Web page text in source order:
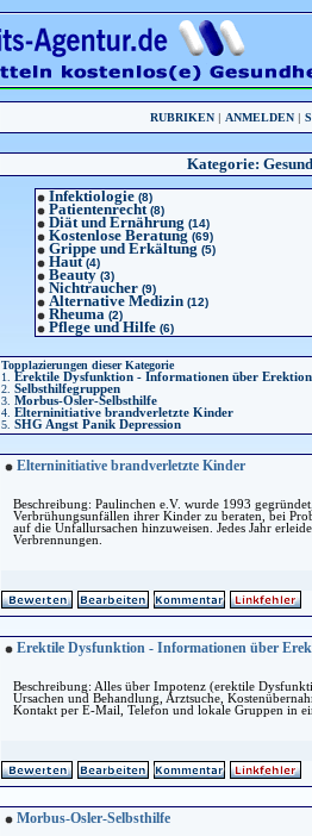
RUBRIKEN | ANMELDEN |
Kategorie:
Infektiologie (8)
Patientenrecht (8)
Diät und Ernährung (14)
Kostenlose Beratung (69)
Grippe und Erkältung (5)
Haut (4)
Beauty (3)
Nichtraucher (9)
Alternative Medizin (12)
Rheuma (2)
Pflege und Hilfe (6)
Topplazierungen dieser Kategorie
1. Erektile Dysfunktion - Informationen über
2. Selbsthilfegruppen
3. Morbus-Osler-Selbsthilfe
4. Elterninitiative brandverletzte Kinder
5. SHG Angst Panik Depression
Elterninitiative brandverletzte Kinder
Beschreibung: Paulinchen e.V. wurde 1993
Verbrühungsunfällen ihrer Kinder zu beraten, bei
auf die Unfallursachen hinzuweisen. Jedes Jahr
Verbrennungen.
Erektile Dysfunktion - Informationen über
Beschreibung: Alles über Impotenz (erektile
Ursachen und Behandlung, Arztsuche,
Kontakt per E-Mail, Telefon und lokale Gruppen in
Morbus-Osler-Selbsthilfe